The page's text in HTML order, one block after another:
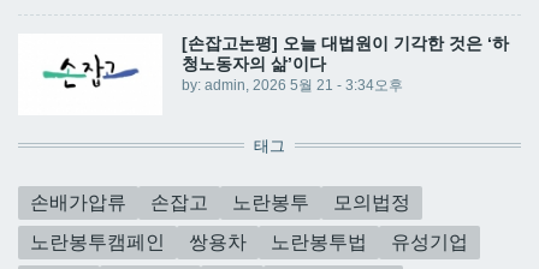
[손잡고논평] 오늘 대법원이 기각한 것은 ‘하
청노동자의 삶’이다
by: admin, 2026 5월 21 - 3:34오후
태그
손배가압류 손잡고 노란봉투
모의법정
노란봉투캠페인
쌍용차 노란봉투법
유성기업